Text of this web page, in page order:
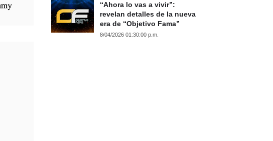
“Ahora lo vas a vivir”:
revelan detalles de la nueva
era de “Objetivo Fama”
8/04/2026 01:30:00 p.m.